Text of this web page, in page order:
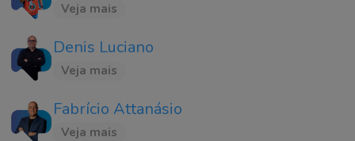
Veja mais
Denis Luciano
Veja mais
Fabrício Attanásio
Veja mais